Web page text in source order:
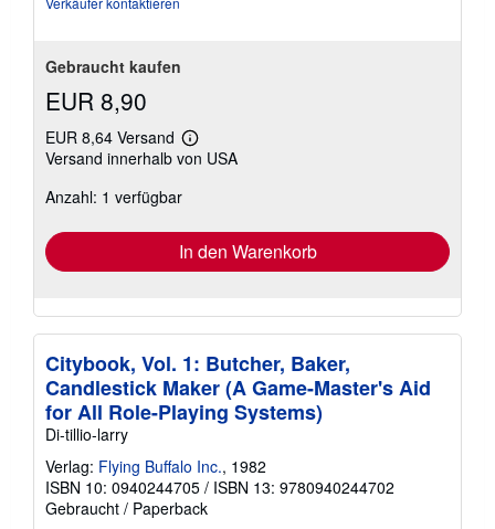
Gebraucht kaufen
EUR 8,90
EUR 8,64 Versand
Weitere
Informationen
Versand innerhalb von USA
Anzahl: 1 verfügbar
In den Warenkorb
Citybook, Vol. 1: Butcher, Baker,
Candlestick Maker (A Game-Master's Aid
for All Role-Playing Systems)
Di-tillio-larry
Verlag: Flying Buffalo Inc., 1982
ISBN 10: 0940244705 / ISBN 13: 9780940244702
Gebraucht / Paperback